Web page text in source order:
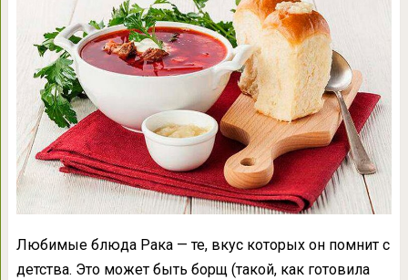
Любимые блюда Рака — те, вкус которых он помнит с
детства. Это может быть борщ (такой, как готовила